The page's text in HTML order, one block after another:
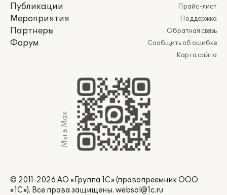
Публикации
Мероприятия
Партнеры
Форум
Прайс-лист
Поддержка
Обратная связь
Сообщить об ошибке
Карта сайта
Мы в Max
© 2011-2026 АО «Группа 1С» (правопреемник ООО
«1С»). Все права защищены. websol@1c.ru